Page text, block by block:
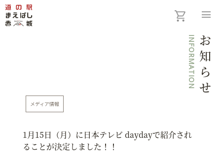
menu
お知らせ
INFORMATION
メディア情報
1月15日（月）に日本テレビ daydayで紹介され
ることが決定しました！！